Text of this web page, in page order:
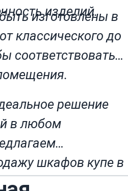
изделий.
изготовлены в
классического до
соответствовать
решение
в любом
шкафов купе в
ценам